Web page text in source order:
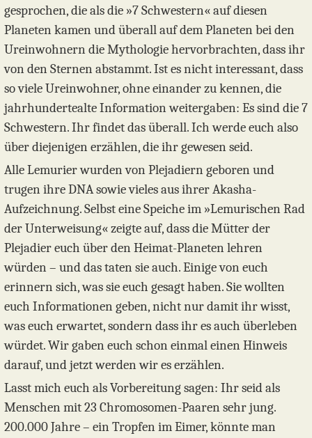
gesprochen, die als die »7 Schwestern« auf diesen
Planeten kamen und überall auf dem Planeten bei den
Ureinwohnern die Mythologie hervorbrachten, dass ihr
von den Sternen abstammt. Ist es nicht interessant, dass
so viele Ureinwohner, ohne einander zu kennen, die
jahrhundertealte Information weitergaben: Es sind die 7
Schwestern. Ihr findet das überall. Ich werde euch also
über diejenigen erzählen, die ihr gewesen seid.
Alle Lemurier wurden von Plejadiern geboren und
trugen ihre DNA sowie vieles aus ihrer Akasha-
Aufzeichnung. Selbst eine Speiche im »Lemurischen Rad
der Unterweisung« zeigte auf, dass die Mütter der
Plejadier euch über den Heimat-Planeten lehren
würden – und das taten sie auch. Einige von euch
erinnern sich, was sie euch gesagt haben. Sie wollten
euch Informationen geben, nicht nur damit ihr wisst,
was euch erwartet, sondern dass ihr es auch überleben
würdet. Wir gaben euch schon einmal einen Hinweis
darauf, und jetzt werden wir es erzählen.
Lasst mich euch als Vorbereitung sagen: Ihr seid als
Menschen mit 23 Chromosomen-Paaren sehr jung.
200.000 Jahre – ein Tropfen im Eimer, könnte man